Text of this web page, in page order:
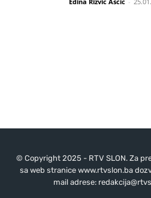
© Copyright 2025 - RTV SLON. Za
sa web stranice www.rtvslon.ba
mail adrese: